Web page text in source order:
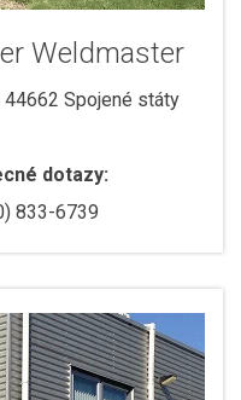
Weldmaster
44662 Spojené státy
dotazy:
833-6739